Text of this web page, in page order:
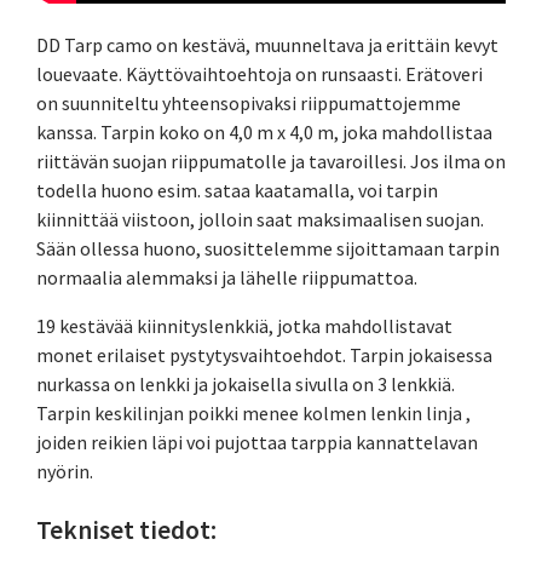
DD Tarp camo on kestävä, muunneltava ja erittäin kevyt
louevaate. Käyttövaihtoehtoja on runsaasti. Erätoveri
on suunniteltu yhteensopivaksi riippumattojemme
kanssa. Tarpin koko on 4,0 m x 4,0 m, joka mahdollistaa
riittävän suojan riippumatolle ja tavaroillesi. Jos ilma on
todella huono esim. sataa kaatamalla, voi tarpin
kiinnittää viistoon, jolloin saat maksimaalisen suojan.
Sään ollessa huono, suosittelemme sijoittamaan tarpin
normaalia alemmaksi ja lähelle riippumattoa.
19 kestävää kiinnityslenkkiä, jotka mahdollistavat
monet erilaiset pystytysvaihtoehdot. Tarpin jokaisessa
nurkassa on lenkki ja jokaisella sivulla on 3 lenkkiä.
Tarpin keskilinjan poikki menee kolmen lenkin linja ,
joiden reikien läpi voi pujottaa tarppia kannattelavan
nyörin.
Tekniset tiedot: